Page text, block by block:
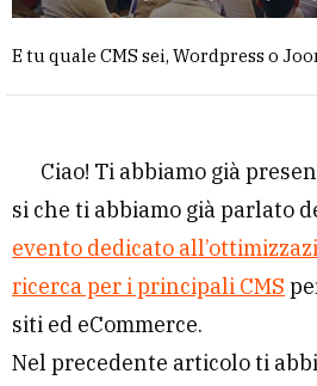
E tu quale CMS sei, Wordpress o
Ciao! Ti abbiamo già
si che ti abbiamo già parlato
evento dedicato
ricerca per i principali CMS
siti ed eCommerce.
Nel precedente articolo ti